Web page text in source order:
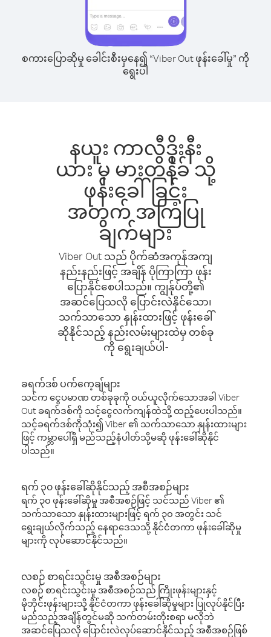
စကားပြောဆိုမှု ခေါင်းစီးမှနေ၍ “Viber Out ဖုန်းခေါ်မှု” ကို
ရွေးပါ
နယူး ကာလီဒိုးနီး
ယား မှ မားတိနိခ် သို့
ဖုန်းခေါ်ခြင်း
အတွက် အကြံပြု
ချက်များ
Viber Out သည် ပိုက်ဆံအကုန်အကျ
နည်းနည်းဖြင့် အချိန် ပိုကြာကြာ ဖုန်း
ပြောနိုင်စေပါသည်။ ကျွန်ုပ်တို့၏
အဆင်ပြေသလို ပြောင်းလဲနိုင်သော၊
သက်သာသော နှုန်းထားဖြင့် ဖုန်းခေါ်
ဆိုနိုင်သည့် နည်းလမ်းများထဲမှ တစ်ခု
ကို ရွေးချယ်ပါ-
ခရက်ဒစ် ပက်ကေ့ချ်များ
သင်က ငွေပမာဏ တစ်ခုခုကို ဝယ်ယူလိုက်သောအခါ Viber
Out ခရက်ဒစ်ကို သင့်ငွေလက်ကျန်ထဲသို့ ထည့်ပေးပါသည်။
သင့်ခရက်ဒစ်ကိုသုံး၍ Viber ၏ သက်သာသော နှုန်းထားများ
ဖြင့် ကမ္ဘာပေါ်ရှိ မည်သည့်နံပါတ်သို့မဆို ဖုန်းခေါ်ဆိုနိုင်
ပါသည်။
ရက် ၃၀ ဖုန်းခေါ်ဆိုနိုင်သည့် အစီအစဉ်များ
ရက် ၃၀ ဖုန်းခေါ်ဆိုမှု အစီအစဉ်ဖြင့် သင်သည် Viber ၏
သက်သာသော နှုန်းထားများဖြင့် ရက် ၃၀ အတွင်း သင်
ရွေးချယ်လိုက်သည့် နေရာဒေသသို့ နိုင်ငံတကာ ဖုန်းခေါ်ဆိုမှု
များကို လုပ်ဆောင်နိုင်သည်။
လစဉ် စာရင်းသွင်းမှု အစီအစဉ်များ
လစဉ် စာရင်းသွင်းမှု အစီအစဉ်သည် ကြိုးဖုန်းများနှင့်
မိုဘိုင်းဖုန်းများသို့ နိုင်ငံတကာ ဖုန်းခေါ်ဆိုမှုများ ပြုလုပ်နိုင်ပြီး
မည်သည့်အချိန်တွင်မဆို သက်တမ်းတိုးစရာ မလိုဘဲ
အဆင်ပြေသလို ပြောင်းလဲလုပ်ဆောင်နိုင်သည့် အစီအစဉ်ဖြစ်